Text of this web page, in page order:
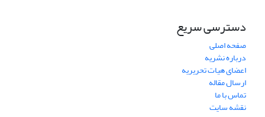
دسترسی سریع
صفحه اصلی
درباره نشریه
اعضای هیات تحریریه
ارسال مقاله
تماس با ما
نقشه سایت